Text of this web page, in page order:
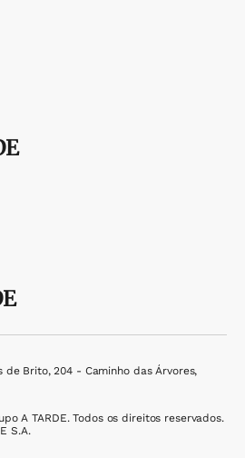
de Brito, 204 - Caminho das Árvores,
A TARDE. Todos os direitos reservados.
S.A.